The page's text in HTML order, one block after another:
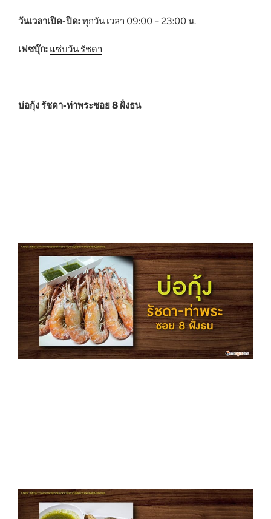
วันเวลาเปิด-ปิด:ทุกวัน เวลา 09:00 – 23:00 น.
เฟซบุ๊ก: แซ่บวัน รัชดา
บ่อกุ้ง รัชดา-ท่าพระซอย 8 ฝั่งธน